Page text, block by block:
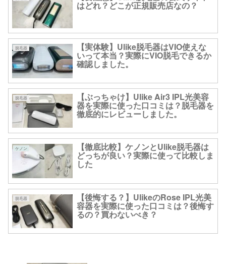
はどれ？どこが正規販売店なの？
脱毛器 【実体験】Ulike脱毛器はVIO使えな
いって本当？実際にVIO脱毛できるか
確認しました。
脱毛器 【ぶっちゃけ】Ulike Air3 IPL光美容
器を実際に使った口コミは？脱毛器を
徹底的にレビューしました。
ケノン 【徹底比較】ケノンとUlike脱毛器は
どっちが良い？実際に使って比較しま
した
脱毛器 【後悔する？】UlikeのRose IPL光美
容器を実際に使った口コミは？後悔す
るの？買わないべき？